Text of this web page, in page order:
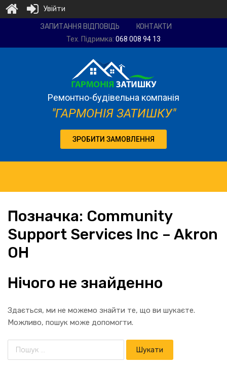
компанія
ЗАПИТАННЯ ВІДПОВІДЬ КОНТАКТИ
Тех. Підримка: 068 008 94 13
Ремонтно-будівельна компанія
"ГАРМОНІЯ ЗАТИШКУ"
ЗРОБИТИ ЗАМОВЛЕННЯ
Позначка: Community
Support Services Inc – Akron
OH
Нічого не знайденно
Здається, ми не можемо знайти те, що ви шукаєте.
Можливо, пошук може допомогти.
Увійти